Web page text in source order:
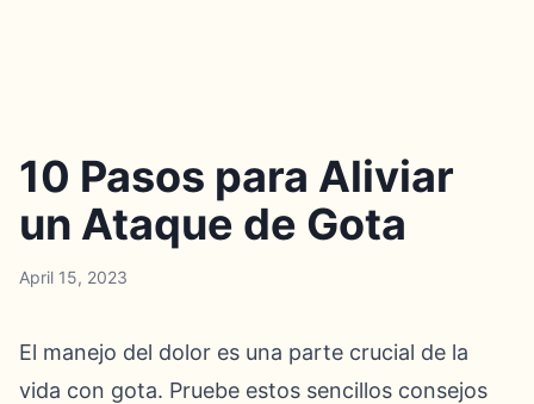
10 Pasos para Aliviar
un Ataque de Gota
April 15, 2023
El manejo del dolor es una parte crucial de la
vida con gota. Pruebe estos sencillos consejos